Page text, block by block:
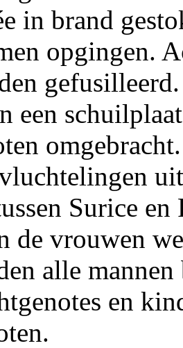
in brand
opgingen.
een
Surice
de vrouwen
alle
en